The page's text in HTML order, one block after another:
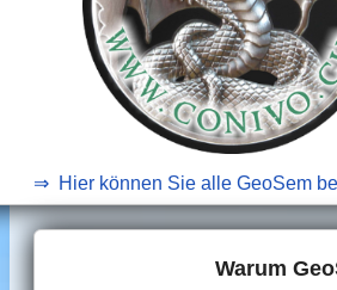
⇒ Hier können Sie alle GeoSem
Warum